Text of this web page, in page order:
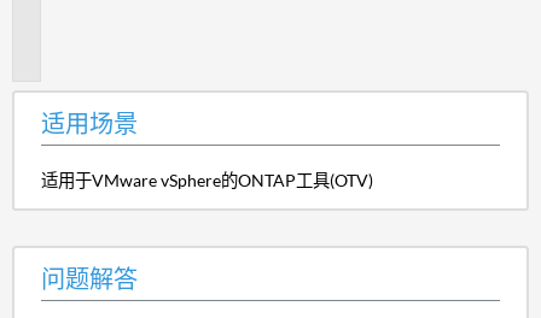
适用场景
适用于VMware vSphere的ONTAP工具(OTV)
问题解答